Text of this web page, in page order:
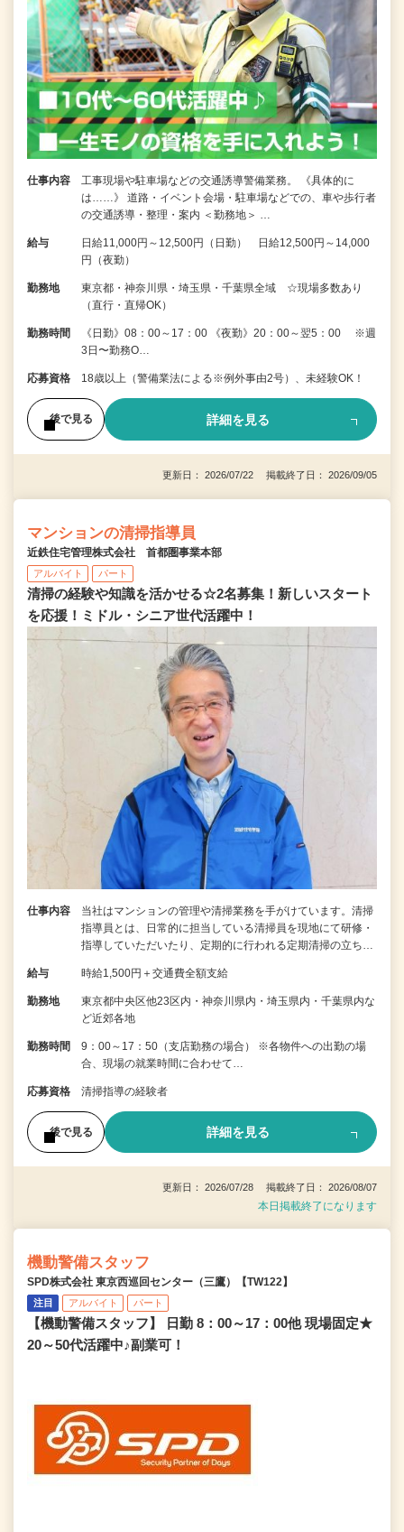
仕事内容
工事現場や駐車場などの交通誘導警備業務。 《具体的に
は……》 道路・イベント会場・駐車場などでの、車や歩行者
の交通誘導・整理・案内 ＜勤務地＞ …
給与
日給11,000円～12,500円（日勤） 日給12,500円～14,000
円（夜勤）
勤務地
東京都・神奈川県・埼玉県・千葉県全域 ☆現場多数あり
（直行・直帰OK）
勤務時間
《日勤》08：00～17：00 《夜勤》20：00～翌5：00 ※週
3日〜勤務O…
応募資格 18歳以上（警備業法による※例外事由2号）、未経験OK！
後で見る 詳細を見る
更新日： 2026/07/22 掲載終了日： 2026/09/05
マンションの清掃指導員
近鉄住宅管理株式会社 首都圏事業本部
アルバイト パート
清掃の経験や知識を活かせる☆2名募集！新しいスタート
を応援！ミドル・シニア世代活躍中！
仕事内容
当社はマンションの管理や清掃業務を手がけています。清掃
指導員とは、日常的に担当している清掃員を現地にて研修・
指導していただいたり、定期的に行われる定期清掃の立ち…
給与 時給1,500円＋交通費全額支給
勤務地
東京都中央区他23区内・神奈川県内・埼玉県内・千葉県内な
ど近郊各地
勤務時間
9：00～17：50（支店勤務の場合） ※各物件への出勤の場
合、現場の就業時間に合わせて…
応募資格 清掃指導の経験者
後で見る 詳細を見る
更新日： 2026/07/28 掲載終了日： 2026/08/07
本日掲載終了になります
機動警備スタッフ
SPD株式会社 東京西巡回センター（三鷹）【TW122】
注目 アルバイト パート
【機動警備スタッフ】 日勤 8：00～17：00他 現場固定★
20～50代活躍中♪副業可！